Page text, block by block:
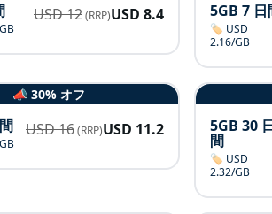
USD12(RRP)USD 8.4 5GB 7 日
🏷️ USD
2.16/GB
📣 30% オフ
USD16(RRP)USD 11.2 5GB 30
間
🏷️ USD
2.32/GB